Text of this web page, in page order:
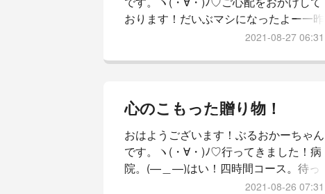
気...
おります！だいぶマシになったよー一昨
日は、顔が真っ青になり昨日は、顔が真
は普通になりつつあるかな？と、いった
ら？痛みの方は、随分と楽になり指先の
痺れもなくなりました♡かーちゃんの体
調なんぞお構いなし。坊っちゃんは、今
朝も朝ご飯ボイコット中。笑チラチ
ラ、...
2021-08-27 06:31
心のこもった贈り物！
おはようございます！ぶるおかーちゃん
です。ヽ(・∀・)ﾉ♡行ってきました！病
院。(—＿—)はい！四時間コース。待っ
て待って、ひたすら待って。流石に、看
2021-08-26 07:31